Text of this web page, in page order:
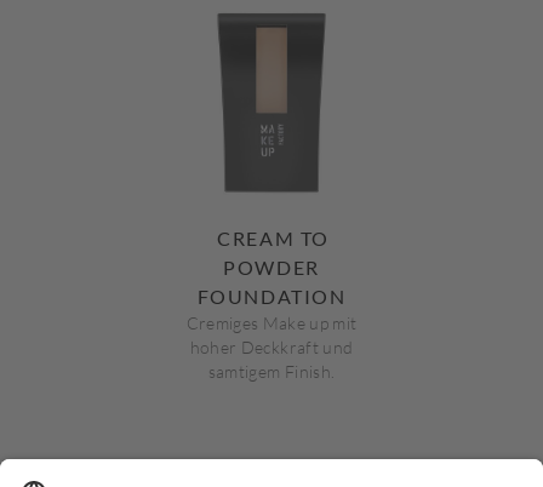
CREAM TO
POWDER
FOUNDATION
Cremiges Make up mit
hoher Deckkraft und
samtigem Finish.